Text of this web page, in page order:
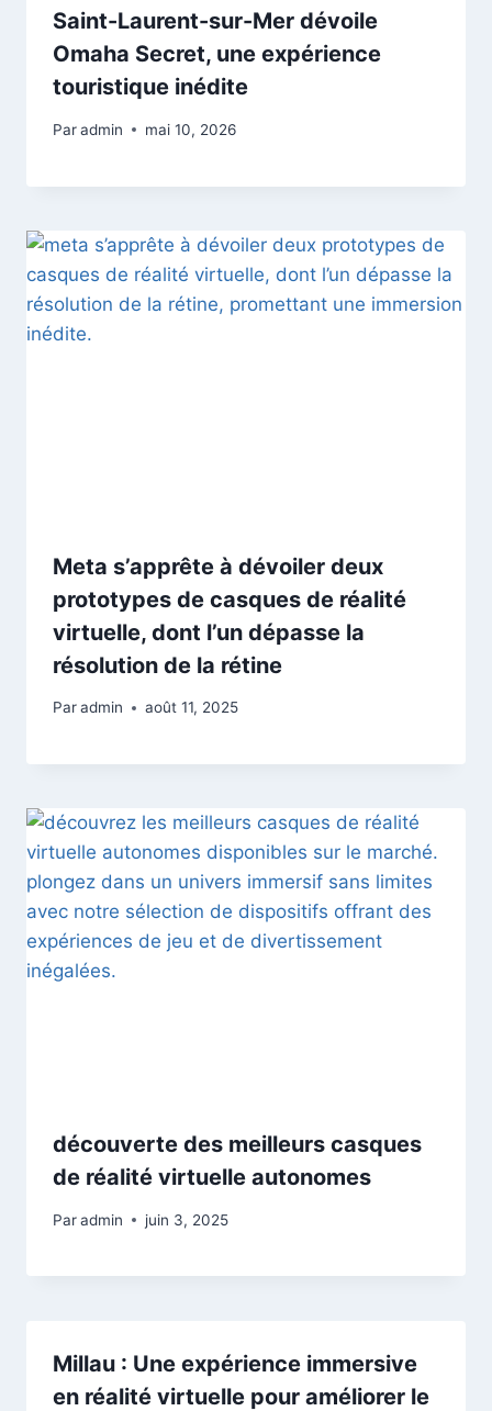
Saint-Laurent-sur-Mer dévoile
Omaha Secret, une expérience
touristique inédite
Paradmin mai 10, 2026
Meta s’apprête à dévoiler deux
prototypes de casques de réalité
virtuelle, dont l’un dépasse la
résolution de la rétine
Paradmin août 11, 2025
découverte des meilleurs casques
de réalité virtuelle autonomes
Paradmin juin 3, 2025
Millau : Une expérience immersive
en réalité virtuelle pour améliorer le